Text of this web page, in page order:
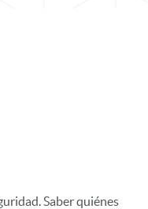
Saber quiénes